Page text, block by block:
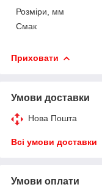
Розміри, мм
Смак
Приховати
Умови доставки
Нова Пошта
Всі умови доставки
Умови оплати